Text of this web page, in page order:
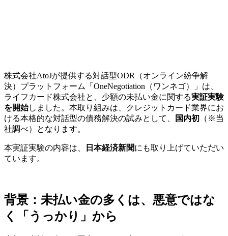
株式会社AtoJが提供する対話型ODR（オンライン紛争解
決）プラットフォーム「OneNegotiation（ワンネゴ）」は、
ライフカード株式会社と、少額の未払い金に関する実証実験
を開始しました。本取り組みは、クレジットカード業界にお
ける本格的な対話型の債務解決の試みとして、
国内初
（※当
社調べ）となります。
本実証実験の内容は、 日本経済新聞にも取り上げていただい
ています。
背景：未払い金の多くは、悪意ではな
く「うっかり」から